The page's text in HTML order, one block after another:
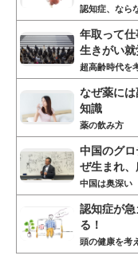
認知症、なら
年取って
生きがい
超高齢時代を
なぜ薬に
知識
薬の飲み方
中国のグ
ぜ生まれ
中国は奥深い
認知症が
る！
頭の健康を考